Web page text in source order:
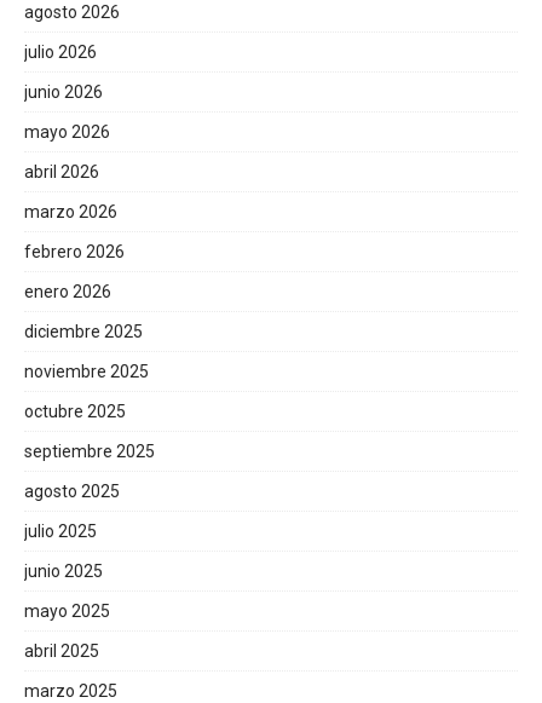
agosto 2026
julio 2026
junio 2026
mayo 2026
abril 2026
marzo 2026
febrero 2026
enero 2026
diciembre 2025
noviembre 2025
octubre 2025
septiembre 2025
agosto 2025
julio 2025
junio 2025
mayo 2025
abril 2025
marzo 2025